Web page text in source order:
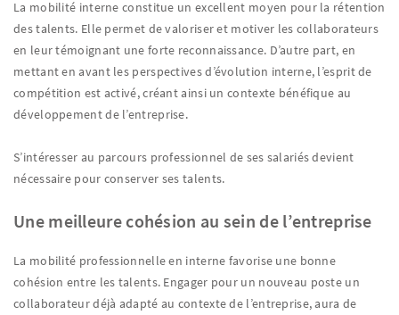
La mobilité interne constitue un excellent moyen pour la rétention
des talents. Elle permet de valoriser et motiver les collaborateurs
en leur témoignant une forte reconnaissance. D’autre part, en
mettant en avant les perspectives d’évolution interne, l’esprit de
compétition est activé, créant ainsi un contexte bénéfique au
développement de l’entreprise.
S’intéresser au parcours professionnel de ses salariés devient
nécessaire pour conserver ses talents.
Une meilleure cohésion au sein de l’entreprise
La mobilité professionnelle en interne favorise une bonne
cohésion entre les talents. Engager pour un nouveau poste un
collaborateur déjà adapté au contexte de l’entreprise, aura de